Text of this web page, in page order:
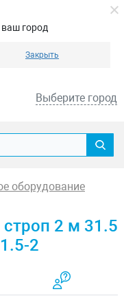
ваш город
Закрыть
Выберите город
оборудование
2 м 31.5
2